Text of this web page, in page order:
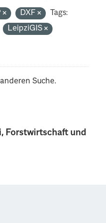
Forstwirtschaft und
DXF
Tags:
LeipziGIS
Suche.